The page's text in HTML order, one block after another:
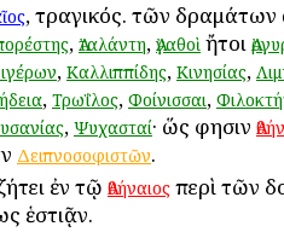
, τραγικός. τῶν δραμάτων
, Ἀταλάντη,Ἀγαθοὶ ἤτοι
, Καλλιππίδης, Κινησίας,
, Τρωΐλος, Φοίνισσαι,
, Ψυχασταί· ὥς φησιν
Δειπνοσοφιστῶν.
ἐν τῷ Ἀθήναιος περὶ τῶν
ἑστιᾷν.